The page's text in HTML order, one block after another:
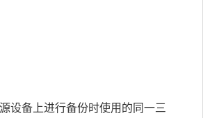
设备上进行备份时使用的同一三